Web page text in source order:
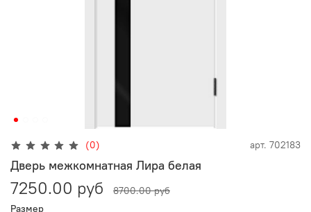
(0) арт. 702183
Дверь межкомнатная Лира белая
7250.00 руб
8700.00 руб
Размер